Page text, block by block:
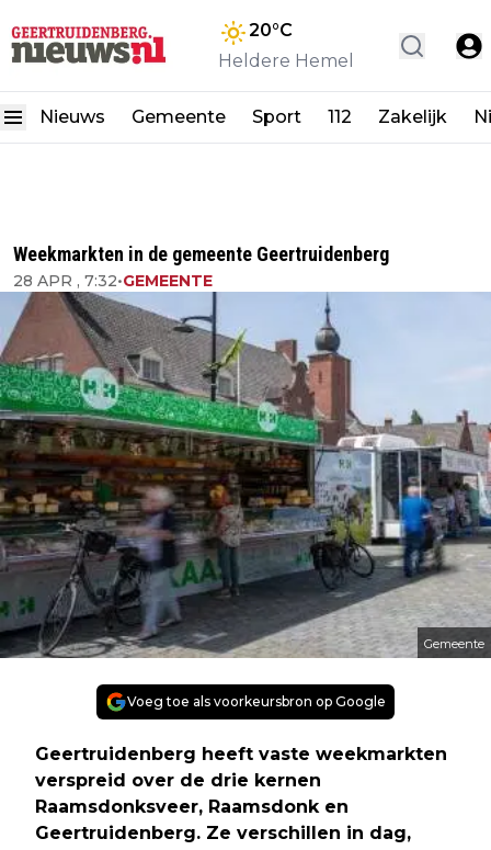
20°C
Heldere Hemel
Nieuws Gemeente Sport 112 Zakelijk
Weekmarkten in de gemeente Geertruidenberg
28 APR , 7:32•GEMEENTE
Gemeente
Voeg toe als voorkeursbron op Google
Geertruidenberg heeft vaste weekmarkten
verspreid over de drie kernen
Raamsdonksveer, Raamsdonk en
Geertruidenberg. Ze verschillen in dag,